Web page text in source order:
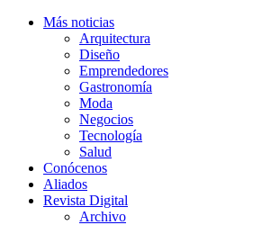
Más noticias
Arquitectura
Diseño
Emprendedores
Gastronomía
Moda
Negocios
Tecnología
Salud
Conócenos
Aliados
Revista Digital
Archivo